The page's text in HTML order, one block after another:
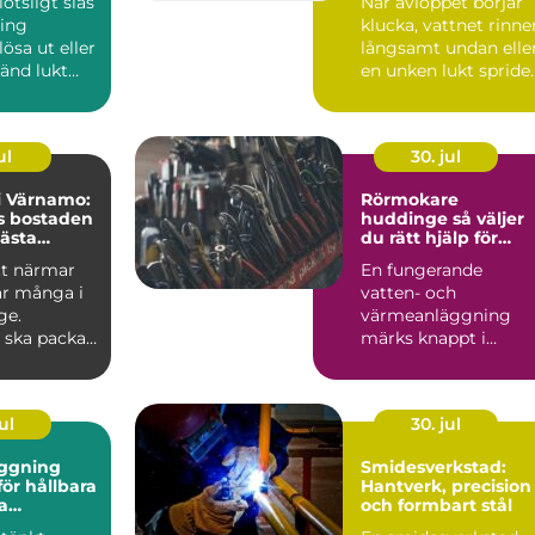
ut eller
lukt
klucka, vattnet
långsamt undan
en unken lukt sprider
bostaden
närmar
många i
packas,
30. jul
Rörmokare
huddinge så väljer
du rätt hjälp för
trygghet
En fungerande
vatten- och
värmeanläggning
märks knappt i
rullar på, kranen ger
hållbara
30. jul
Smidesverkstad:
Hantverk, precision
och formbart stål